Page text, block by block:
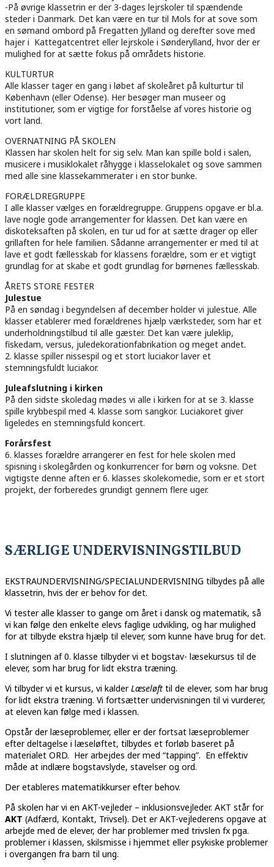
-På øvrige klassetrin er der 3-dages lejrskoler til spændende
steder i Danmark. Det kan være en tur til Mols for at sove som
en sømand ombord på Fregatten Jylland og derefter sove med
hajer i Kattegatcentret eller lejrskole i Sønderylland, hvor der er
mulighed for at sætte fokus på områdets historie.
KULTURTUR
Alle klasser tager en gang i løbet af skoleåret på kulturtur til
København (eller Odense). Her besøger man museer og
institutioner, som er vigtige for forståelse af vores historie og
vort land.
OVERNATNING PÅ SKOLEN
Klassen har skolen helt for sig selv. Man kan spille bold i salen,
musicere i musiklokalet råhygge i klasselokalet og sove sammen
med alle sine klassekammerater i en stor bunke.
FORÆLDREGRUPPE
I alle klasser vælges en forældregruppe. Gruppens opgave er bl.a.
lave nogle gode arrangementer for klassen. Det kan være en
diskoteksaften på skolen, en tur ud for at sætte drager op eller
grillaften for hele familien. Sådanne arrangementer er med til at
lave et godt fællesskab for klassens forældre, som er et vigtigt
grundlag for at skabe et godt grundlag for børnenes fællesskab.
ÅRETS STORE FESTER
Julestue
På en søndag i begyndelsen af december holder vi julestue. Alle
klasser etablerer med forældrenes hjælp værksteder, som har et
underholdningstilbud til alle gæster. Det kan være juleklip,
fiskedam, versus, juledekorationfabrikation og meget andet.
2. klasse spiller nissespil og et stort luciakor laver et
stemningsfuldt luciakor.
Juleafslutning i kirken
På den sidste skoledag mødes vi alle i kirken for at se 3. klasse
spille krybbespil med 4. klasse som sangkor. Luciakoret giver
ligeledes en stemningsfuld koncert.
Forårsfest
6. klasses forældre arrangerer en fest for hele skolen med
spisning i skolegården og konkurrencer for børn og voksne. Det
vigtigste denne aften er 6. klasses skolekomedie, som er et stort
projekt, der forberedes grundigt gennem flere uger.
SÆRLIGE UNDERVISNINGSTILBUD
EKSTRAUNDERVISNING/SPECIALUNDERVISNING tilbydes på alle
klassetrin, hvis der er behov for det.
Vi tester alle klasser to gange om året i dansk og matematik, så
vi kan følge den enkelte elevs faglige udvikling, og har mulighed
for at tilbyde ekstra hjælp til elever, som kunne have brug for det.
I slutningen af 0. klasse tilbyder vi et bogstav- læsekursus til de
elever, som har brug for lidt ekstra træning.
Vi tilbyder vi et kursus, vi kalderLæseløft til de elever, som har brug
for lidt ekstra træning. Vi fortsætter undervisningen til vi vurderer,
at eleven kan følge med i klassen.
Opstår der læseproblemer, eller er der fortsat læseproblemer
efter deltagelse i læseløftet, tilbydes et forløb baseret på
materialet ORD. Her arbejdes der med “tapping”. En effektiv
måde at indlære bogstavslyde, stavelser og ord.
Der etableres matematikkurser efter behov.
På skolen har vi en AKT-vejleder – inklusionsvejleder. AKT står for
AKT (Adfærd, Kontakt, Trivsel). Det er AKT-vejlederens opgave at
arbejde med de elever, der har problemer med trivslen fx pga.
problemer i klassen, skilsmisse i hjemmet eller psykiske problemer
i overgangen fra barn til ung.